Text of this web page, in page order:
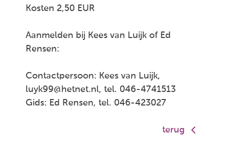
Kosten 2,50 EUR
Aanmelden bij Kees van Luijk of Ed
Rensen:
Contactpersoon: Kees van Luijk,
luyk99@hetnet.nl, tel. 046-4741513
Gids: Ed Rensen, tel. 046-423027
terug